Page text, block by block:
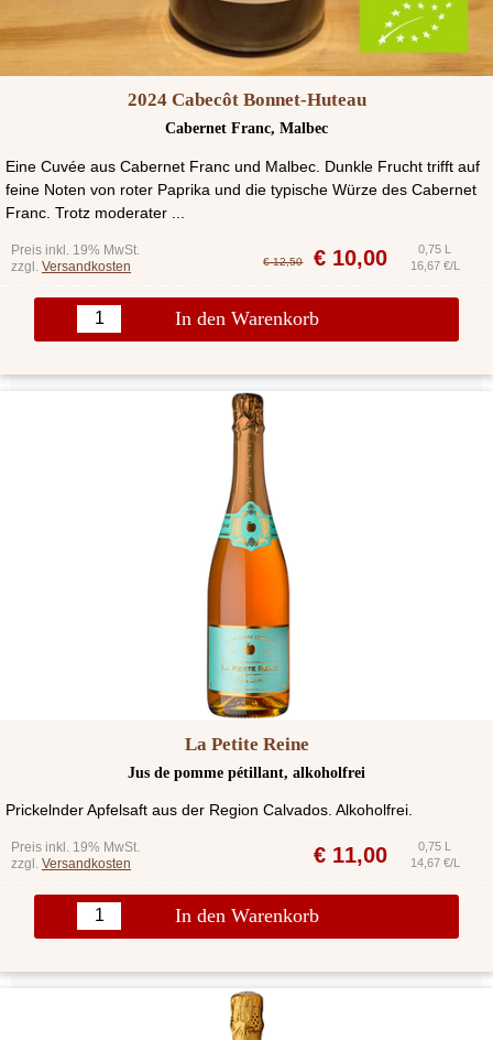
2024 Cabecôt Bonnet-Huteau
Cabernet Franc, Malbec
Eine Cuvée aus Cabernet Franc und Malbec. Dunkle Frucht trifft auf
feine Noten von roter Paprika und die typische Würze des Cabernet
Franc. Trotz moderater ...
Preis inkl. 19% MwSt.
zzgl. Versandkosten € 12,50 € 10,00
0,75 L
16,67 €/L
In den Warenkorb
La Petite Reine
Jus de pomme pétillant, alkoholfrei
Prickelnder Apfelsaft aus der Region Calvados. Alkoholfrei.
Preis inkl. 19% MwSt.
zzgl. Versandkosten € 11,00
0,75 L
14,67 €/L
In den Warenkorb